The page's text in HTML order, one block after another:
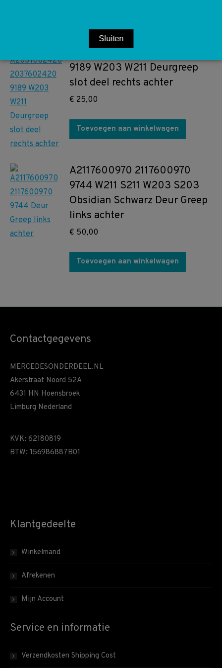
9189 W203 W211 Deurgreep
slot deel rechts achter
€ 25,00
Toevoegen aan winkelwagen
A2117600970 2117600970
9744 W211 S211 W203 S203
Obsidian Schwarz Deur Greep
links achter
€ 50,00
Toevoegen aan winkelwagen
Contactgegevens
MERCEDESONDERDEEL.NL
Akerstraat Noord 52A
6431 HN Hoensbroek
Limburg Nederland
KVK: 62180819
BTW: 156986887B01
Klantgedeelte
Winkelmand
Afrekenen
Mijn Account
Service en informatie
Verzendkosten Shipping Cost
Sluiten